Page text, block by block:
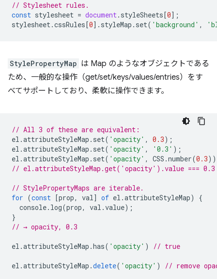
// Stylesheet rules.
const stylesheet = document. styleSheets[0];
stylesheet.cssRules[0]. styleMap . set( 'background' ,
StylePropertyMap は Map のようなオブジェクトである
ため、一般的な操作（get/set/keys/values/entries）をす
べてサポートしており、柔軟に操作できます。
// All 3 of these are equivalent:
el .attributeStyleMap . set( 'opacity' , 0.3);
el .attributeStyleMap . set( 'opacity' , '0.3' );
el .attributeStyleMap . set( 'opacity' , CSS .number(0.3
// el.attributeStyleMap.get('opacity').value === 0.3
// StylePropertyMaps are iterable.
for (const [prop, val] of el .attributeStyleMap)
{
console. log(prop, val .value);
}
// → opacity, 0.3
el .attributeStyleMap .has( 'opacity' ) // true
el .attributeStyleMap .delete( 'opacity' ) // remove